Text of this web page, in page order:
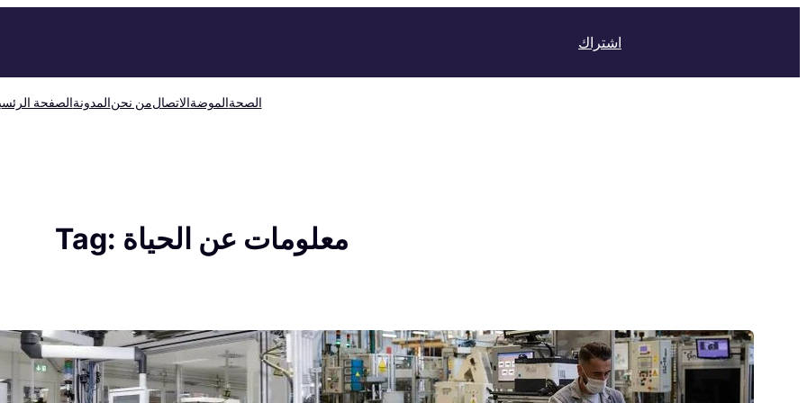
اشتراك
الصفحةالمدونةمن نحنالاتصالالموضةالصحة
Tag: معلومات عن الحياة